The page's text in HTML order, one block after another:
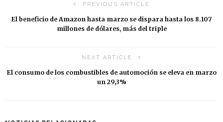
PREVIOUS ARTICLE
El beneficio de Amazon hasta marzo se dispara hasta los 8.107
millones de dólares, más del triple
NEXT ARTICLE
El consumo de los combustibles de automoción se eleva en marzo
un 29,3%